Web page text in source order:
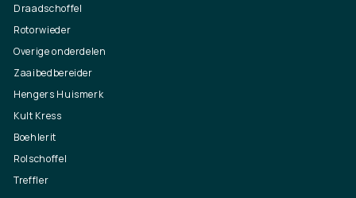
Draadschoffel
Rotorwieder
Overige onderdelen
Zaaibedbereider
Hengers Huismerk
Kult Kress
Boehlerit
Rolschoffel
Treffler